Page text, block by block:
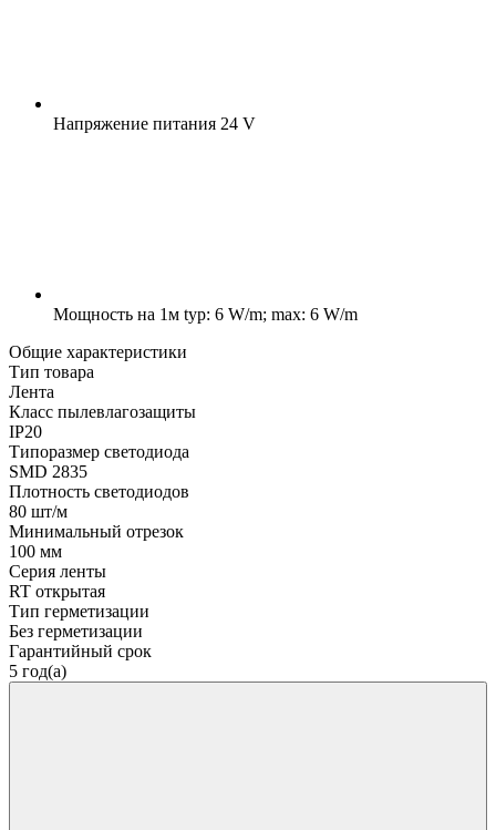
Напряжение питания 24 V
Мощность на 1м typ: 6 W/m; max: 6 W/m
Общие характеристики
Тип товара
Лента
Класс пылевлагозащиты
IP20
Типоразмер светодиода
SMD 2835
Плотность светодиодов
80 шт/м
Минимальный отрезок
100 мм
Серия ленты
RT открытая
Тип герметизации
Без герметизации
Гарантийный срок
5 год(а)